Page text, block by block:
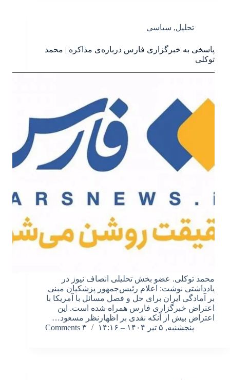
تحلیل, سیاسی
پاسخی به خبرگزاری فارس درباره‌ی مذاکره | محمد
توکلی
محمد توکلی. عضو بخش تحلیلی انصاف نیوز در
یادداشتی نوشت: اعلام رئیس‌جمهور پزشکیان مبنی
بر آمادگی ایران برای حل و فصل مسائل با آمریکا با
اعتراض خبرگزاری فارس همراه شده است. این
اعتراض بیش از آنکه نقدی بر اظهارنظر مسعود…
پنجشنبه, ۵ تیر ۱۴۰۴ – ۱۴:۱۶
۳ Comments